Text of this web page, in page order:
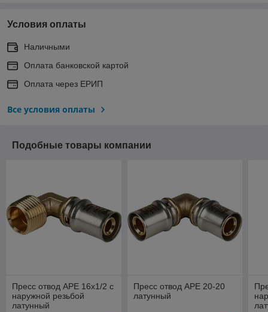
Условия оплаты
Наличными
Оплата банковской картой
Оплата через ЕРИП
Все условия оплаты
Подобные товары компании
Пресс отвод APE 16х1/2 с
наружной резьбой
латунный
Пресс отвод APE 20-20
латунный